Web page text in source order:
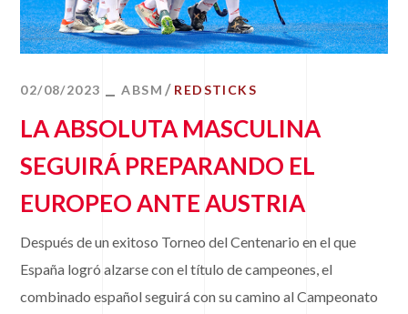
02/08/2023 ABSM REDSTICKS
LA ABSOLUTA MASCULINA
SEGUIRÁ PREPARANDO EL
EUROPEO ANTE AUSTRIA
Después de un exitoso Torneo del Centenario en el que
España logró alzarse con el título de campeones, el
combinado español seguirá con su camino al Campeonato